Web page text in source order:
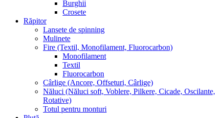
Burghii
Crosete
Răpitor
Lansete de spinning
Mulinete
Fire (Textil, Monofilament, Fluorocarbon)
Monofilament
Textil
Fluorocarbon
Cârlige (Ancore, Offseturi, Cârlige)
Năluci (Năluci soft, Voblere, Pilkere, Cicade, Oscilante,
Rotative)
Totul pentru monturi